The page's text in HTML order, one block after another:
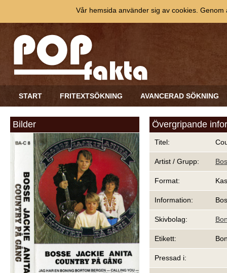
START FRITEXTSÖKNING AVANCERAD SÖKNING
Bilder Övergripande
Titel:
Artist / Grupp:
Format:
Information:
Skivbolag:
Etikett:
Pressad i:
Vår hemsida använder sig av cookies.